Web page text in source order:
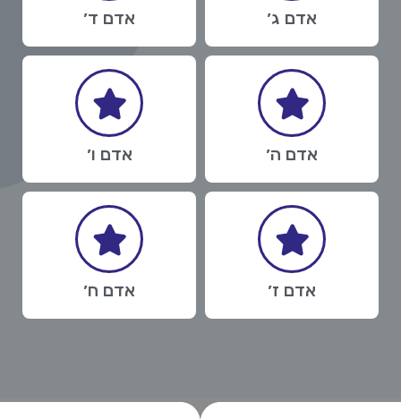
אדם ג׳ אדם ד׳
אדם ה׳ אדם ו׳
אדם ז׳ אדם ח׳